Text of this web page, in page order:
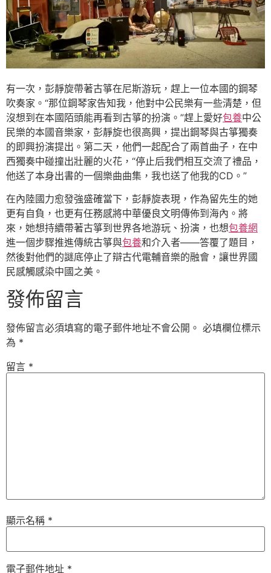
有一次，彭靜旋帶著古箏在尼斯游玩，趕上一位本國的鋼琴
吹奏家。“那位鋼琴家告知我，他對中公民樂有一些清楚，但
沒想到在本國陌頭能再看到古箏的扮演。”趕上愛好包養中公
民樂的本國音樂家，彭靜旋也很高興，提出鋼琴與古箏獨奏
的即興扮演提出。第二天，他們一起配合了兩首曲子，在中
西獨奏中碰撞出壯麗的火花，“停止后我們相互交流了禮品，
他送了本身出書的一個樂曲曲集，我也送了他我的CD。”
在內陸國力愈發強盛確當下，彭靜旋表現，作為留先生的她
更有自負，也更有任務感將中華優良文明傳佈到海內。將
來，她想持續帶著古箏到世界各地游玩、扮演，也想包養網
進一個步驟推進傳統古箏與包養和介入者——答覆了題目，
然後對他們的謎底停止了辯古代電輔音樂的融會，讓世界國
民感觸感染中國之美。
發佈留言
發佈留言必須填寫的電子郵件地址不會公開。 必填欄位標示
為 *
留言 *
顯示名稱 *
電子郵件地址 *